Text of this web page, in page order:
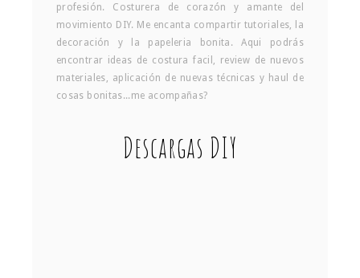
profesión. Costurera de corazón y amante del
movimiento DIY. Me encanta compartir tutoriales, la
decoración y la papeleria bonita. Aqui podrás
encontrar ideas de costura facil, review de nuevos
materiales, aplicación de nuevas técnicas y haul de
cosas bonitas...me acompañas?
Descargas DIY